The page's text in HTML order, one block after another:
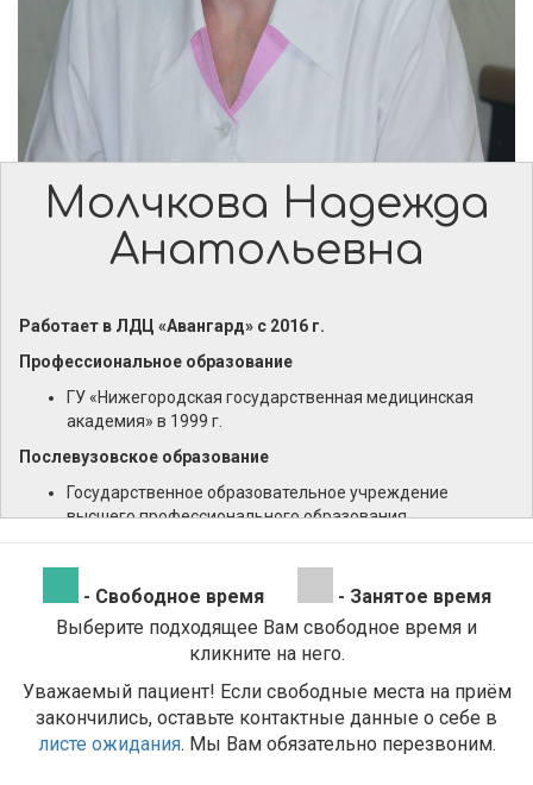
Молчкова Надежда
Анатольевна
Работает в ЛДЦ «Авангард» с 2016 г.
Профессиональное образование
ГУ «Нижегородская государственная медицинская
академия» в 1999 г.
Послевузовское образование
Государственное образовательное учреждение
высшего профессионального образования
академия Федерального агентства по
здравоохранению и социальному развитию" в 2008 г. по
специальности «Психиатрия»
Дополнительное профессиональное образование
Автономное учреждение Чувашской Республики
«Институт усовершенствования врачей» Министерства
здравоохранения и социального развития Чувашской
Республики. Профессиональная переподготовка.
- Свободное время
- Занятое время
Выберите подходящее Вам свободное время и
кликните на него.
Уважаемый пациент! Если свободные места на приём
закончились, оставьте контактные данные о себе в
листе ожидания. Мы Вам обязательно перезвоним.